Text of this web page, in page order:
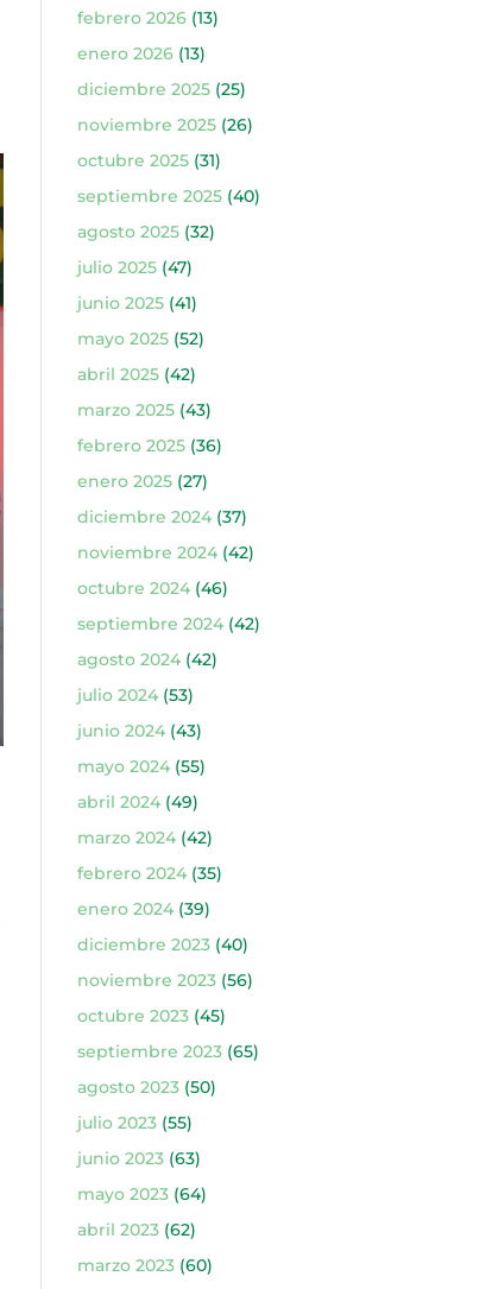
febrero 2026(13)
enero 2026(13)
diciembre 2025(25)
noviembre 2025(26)
octubre 2025(31)
septiembre 2025(40)
agosto 2025(32)
julio 2025(47)
junio 2025(41)
mayo 2025(52)
abril 2025(42)
marzo 2025(43)
febrero 2025(36)
enero 2025(27)
diciembre 2024(37)
noviembre 2024(42)
octubre 2024(46)
septiembre 2024(42)
agosto 2024(42)
julio 2024(53)
junio 2024(43)
mayo 2024(55)
abril 2024(49)
marzo 2024(42)
febrero 2024(35)
enero 2024(39)
diciembre 2023(40)
noviembre 2023(56)
octubre 2023(45)
septiembre 2023(65)
agosto 2023(50)
julio 2023(55)
junio 2023(63)
mayo 2023(64)
abril 2023(62)
marzo 2023(60)